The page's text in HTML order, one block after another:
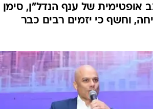
אופטימית של ענף הנדל"ן,
וחשף כי יזמים רבים כבר